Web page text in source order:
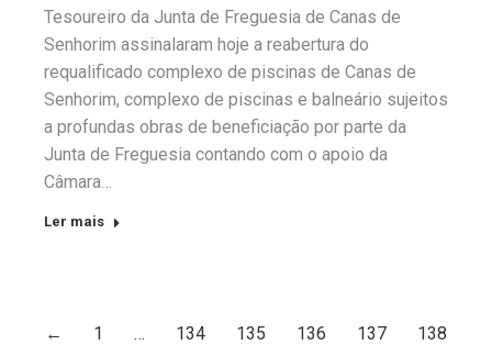
Tesoureiro da Junta de Freguesia de Canas de
Senhorim assinalaram hoje a reabertura do
requalificado complexo de piscinas de Canas de
Senhorim, complexo de piscinas e balneário sujeitos
a profundas obras de beneficiação por parte da
Junta de Freguesia contando com o apoio da
Câmara…
Ler mais
← 1 … 134 135 136 137
138